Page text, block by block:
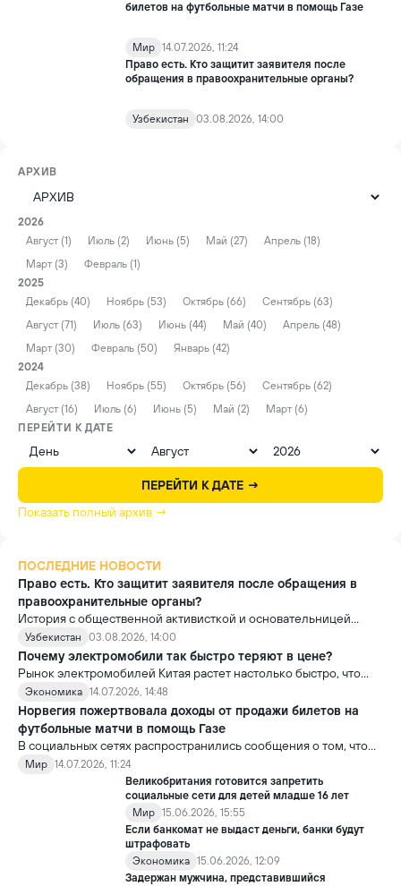
билетов на футбольные матчи в помощь Газе
Мир 14.07.2026, 11:24
Право есть. Кто защитит заявителя после
обращения в правоохранительные органы?
Узбекистан 03.08.2026, 14:00
АРХИВ
2026
Август (1)
Июль (2) Июнь (5) Май (27)
Апрель (18)
Март (3)
Февраль (1)
2025
Декабрь (40)
Ноябрь (53) Октябрь (66)
Сентябрь (63)
Август (71)
Июль (63) Июнь (44) Май (40)
Апрель (48)
Март (30)
Февраль (50)
Январь (42)
2024
Декабрь (38)
Ноябрь (55) Октябрь (56)
Сентябрь (62)
Август (16)
Июль (6) Июнь (5) Май (2)
Март (6)
ПЕРЕЙТИ К ДАТЕ
ПЕРЕЙТИ К ДАТЕ →
Показать полный архив →
ПОСЛЕДНИЕ НОВОСТИ
Право есть. Кто защитит заявителя после обращения в
правоохранительные органы?
История с общественной активисткой и основательницей
проекта «Немолчи.uz» Ириной Матвиенко поднимает вопрос,
который выходит далеко за рамки одного судебного дела.
Узбекистан 03.08.2026, 14:00
Почему электромобили так быстро теряют в цене?
Рынок электромобилей Китая растет настолько быстро, что
новые модели выходят почти ежемесячно. В результате
стоимость более ранних моделей заметно снижается.
Экономика 14.07.2026, 14:48
Норвегия пожертвовала доходы от продажи билетов на
футбольные матчи в помощь Газе
В социальных сетях распространились сообщения о том, что
сборная Норвегии перечислила весь призовой фонд,
полученный на чемпионате мира по футболу FIFA 2026, в
качестве гуманитарной помощи жителям сектора Газа.
Мир 14.07.2026, 11:24
Великобритания готовится запретить
социальные сети для детей младше 16 лет
Мир 15.06.2026, 15:55
Если банкомат не выдаст деньги, банки будут
штрафовать
Экономика 15.06.2026, 12:09
Задержан мужчина, представившийся